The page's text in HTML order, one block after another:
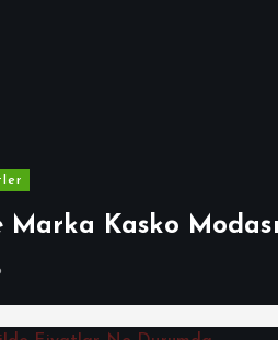
Marka Kasko